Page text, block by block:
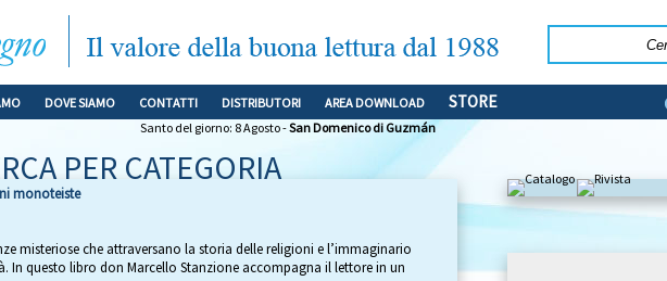
DOVE SIAMO CONTATTI DISTRIBUTORI AREA DOWNLOAD STORE
Santo del giorno: 8 Agosto -San Domenico di Guzmán
PER CATEGORIA
monoteiste
misteriose che attraversano la storia delle religioni e l’immaginario
In questo libro don Marcello Stanzione accompagna il lettore in un